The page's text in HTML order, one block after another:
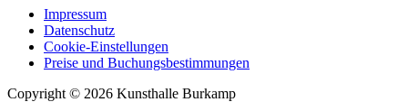
Impressum
Datenschutz
Cookie-Einstellungen
Preise und Buchungsbestimmungen
Copyright © 2026 Kunsthalle Burkamp